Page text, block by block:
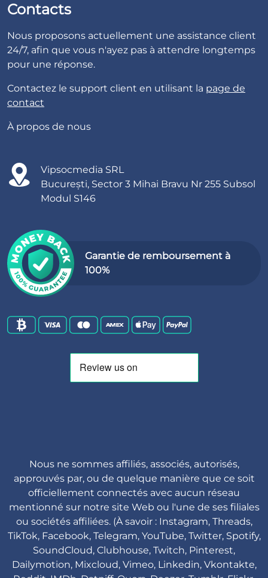
Contacts
Nous proposons actuellement une assistance client
24/7, afin que vous n'ayez pas à attendre longtemps
pour une réponse.
Contactez le support client en utilisant la page de
contact
À propos de nous
Vipsocmedia SRL
București, Sector 3 Mihai Bravu Nr 255 Subsol
Modul S146
Garantie de remboursement à
100%
Nous ne sommes affiliés, associés, autorisés,
approuvés par, ou de quelque manière que ce soit
officiellement connectés avec aucun réseau
mentionné sur notre site Web ou l'une de ses filiales
ou sociétés affiliées. (À savoir : Instagram, Threads,
TikTok, Facebook, Telegram, YouTube, Twitter, Spotify,
SoundCloud, Clubhouse, Twitch, Pinterest,
Dailymotion, Mixcloud, Vimeo, Linkedin, Vkontakte,